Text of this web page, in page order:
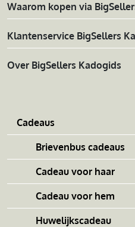
Waarom kopen via
Klantenservice BigSellers
Over BigSellers Kadogids
Cadeaus
Brievenbus cadeaus
Cadeau voor haar
Cadeau voor hem
Huwelijkscadeau